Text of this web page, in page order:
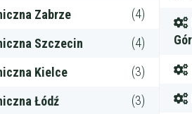
Filtry
Zabrze (4)
Szczecin (4)
Kielce (3)
Łódź (3)